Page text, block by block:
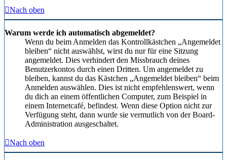
Nach oben
Warum werde ich automatisch abgemeldet?
Wenn du beim Anmelden das Kontrollkästchen „Angemeldet
bleiben“ nicht auswählst, wirst du nur für eine Sitzung
angemeldet. Dies verhindert den Missbrauch deines
Benutzerkontos durch einen Dritten. Um angemeldet zu
bleiben, kannst du das Kästchen „Angemeldet bleiben“ beim
Anmelden auswählen. Dies ist nicht empfehlenswert, wenn
du dich an einem öffentlichen Computer, zum Beispiel in
einem Internetcafé, befindest. Wenn diese Option nicht zur
Verfügung steht, dann wurde sie vermutlich von der Board-
Administration ausgeschaltet.
Nach oben